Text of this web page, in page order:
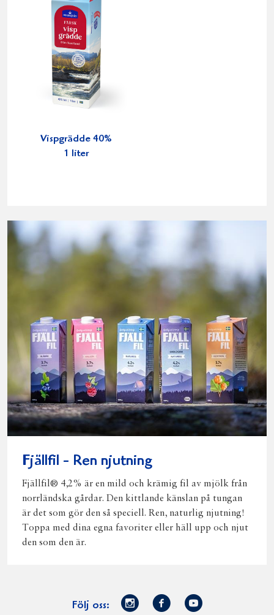
Vispgrädde 40%
1 liter
Fjällfil - Ren njutning
Fjällfil® 4,2% är en mild och krämig fil av mjölk från
norrländska gårdar. Den kittlande känslan på tungan
är det som gör den så speciell. Ren, naturlig njutning!
Toppa med dina egna favoriter eller häll upp och njut
den som den är.
Följ oss:
Norrmejerier
Facebook
Youtube